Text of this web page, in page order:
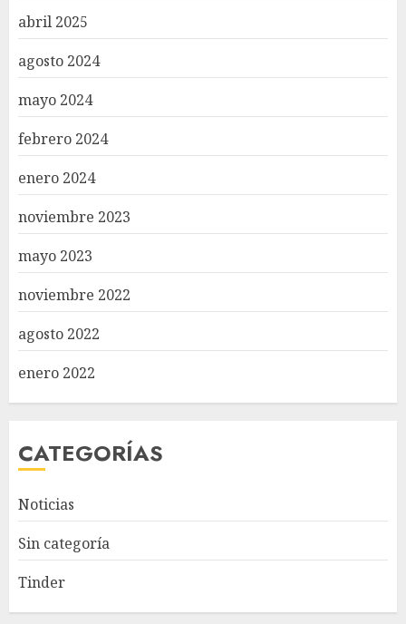
abril 2025
agosto 2024
mayo 2024
febrero 2024
enero 2024
noviembre 2023
mayo 2023
noviembre 2022
agosto 2022
enero 2022
CATEGORÍAS
Noticias
Sin categoría
Tinder